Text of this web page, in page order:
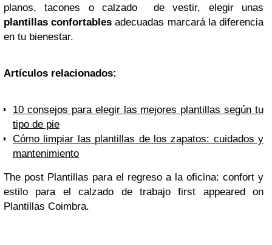
planos, tacones o calzado de vestir, elegir unas
plantillas confortables adecuadas marcará la diferencia
en tu bienestar.
Artículos relacionados:
10 consejos para elegir las mejores plantillas según tu
tipo de pie
Cómo limpiar las plantillas de los zapatos: cuidados y
mantenimiento
The post Plantillas para el regreso a la oficina: confort y
estilo para el calzado de trabajo first appeared on
Plantillas Coimbra.